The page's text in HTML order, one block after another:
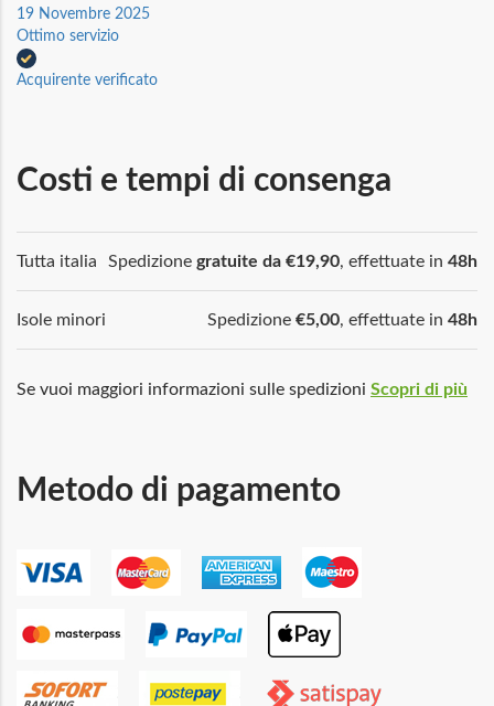
19 Novembre 2025
Ottimo servizio
Acquirente verificato
Costi e tempi di consenga
Tutta italia Spedizione gratuite da €19,90, effettuate in 48h
Isole minori Spedizione €5,00, effettuate in 48h
Se vuoi maggiori informazioni sulle spedizioni Scopri di più
Metodo di pagamento